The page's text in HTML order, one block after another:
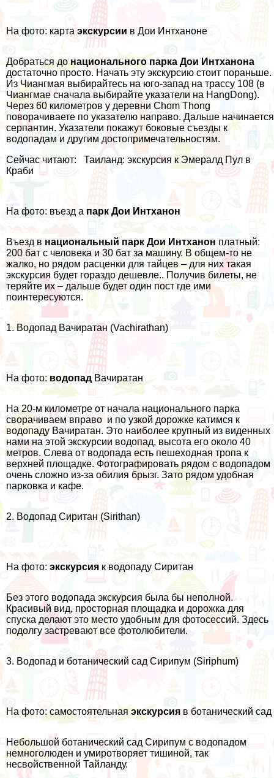
На фото: карта экскурсии в Дои Интханоне
Добраться до национального парка Дои Интханона
достаточно просто. Начать эту экскурсию стоит пораньше.
Из Чиангмая выбирайтесь на юго-запад на трассу 108 (в
Чиангмае сначала выбирайте указатели на HangDong).
Через 60 километров у деревни Chom Thong
поворачиваете по указателю направо. Дальше начинается
серпантин. Указатели покажут боковые съезды к
водопадам и другим достопримечательностям.
Сейчас читают:
Таиланд: экскурсия к Эмералд Пул в
Краби
На фото: въезд а парк Дои Интханон
Въезд в национальный парк Дои Интханон платный:
200 бат с человека и 30 бат за машину. В общем-то не
жалко, но рядом расценки для тайцев – для них такая
экскурсия будет гораздо дешевле.. Получив билеты, не
теряйте их – дальше будет один пост где ими
поинтересуются.
1. Водопад Вачиратан (Vachirathan)
На фото: водопад Вачиратан
На 20-м километре от начала национального парка
сворачиваем вправо и по узкой дорожке катимся к
водопаду Вачиратан. Это наиболее крупный из виденных
нами на этой экскурсии водопад, высота его около 40
метров. Слева от водопада есть пешеходная тропа к
верхней площадке. Фотографировать рядом с водопадом
очень сложно из-за обилия брызг. Зато рядом удобная
парковка и кафе.
2. Водопад Сиритан (Sirithan)
На фото: экскурсия к водопаду Сиритан
Без этого водопада экскурсия была бы неполной.
Красивый вид, просторная площадка и дорожка для
спуска делают это место удобным для фотосессий. Здесь
подолгу застревают все фотолюбители.
3. Водопад и ботанический сад Сирипум (Siriphum)
На фото: самостоятельнаяэкскурсия в ботанический сад
Небольшой ботанический сад Сирипум с водопадом
немноголюден и умиротворяет тишиной, так
несвойственной Тайланду.